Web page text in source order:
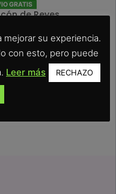
GRATIS
de Reyes
€ - 25.00 €
OPCIONES
su experiencia.
con esto, pero puede
Leer más RECHAZO